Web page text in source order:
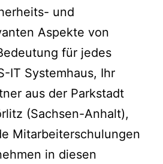
und
Aspekte von
für jedes
IT Systemhaus, Ihr
aus der Parkstadt
(Sachsen-Anhalt),
Mitarbeiterschulungen
in diesen